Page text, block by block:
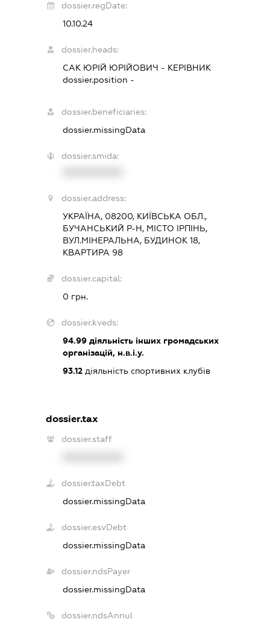
dossier.regDate:
10.10.24
dossier.heads:
САК ЮРІЙ ЮРІЙОВИЧ - КЕРІВНИК
dossier.position -
dossier.beneficiaries:
dossier.missingData
dossier.smida:
dossier.address:
УКРАЇНА, 08200, КИЇВСЬКА ОБЛ.,
БУЧАНСЬКИЙ Р-Н, МІСТО ІРПІНЬ,
ВУЛ.МІНЕРАЛЬНА, БУДИНОК 18,
КВАРТИРА 98
dossier.capital:
0 грн.
dossier.kveds:
94.99 діяльність інших громадських
організацій, н.в.і.у.
93.12 діяльність спортивних клубів
dossier.tax
dossier.staff
dossier.taxDebt
dossier.missingData
dossier.esvDebt
dossier.missingData
dossier.ndsPayer
dossier.missingData
dossier.ndsAnnul